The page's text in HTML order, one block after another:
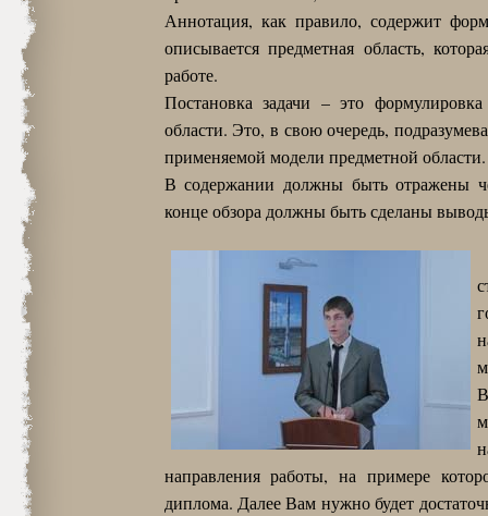
Аннотация, как правило, содержит
описывается предметная область,
работе.
Постановка задачи – это
области. Это, в свою очередь,
применяемой модели предметной области.
В содержании должны быть отражены
конце обзора должны быть сделаны
направления работы, на примере
диплома. Далее Вам нужно будет